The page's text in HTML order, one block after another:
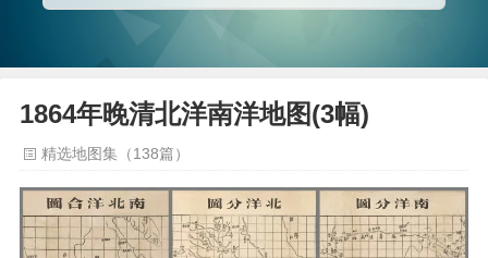
1864年晚清北洋南洋地图(3幅)
精选地图集（138篇）